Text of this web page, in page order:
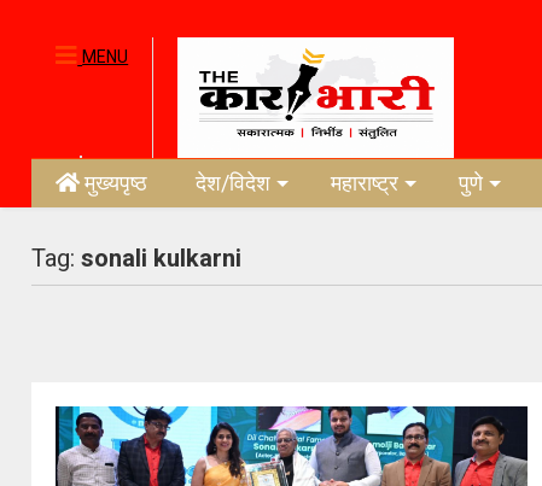
MENU
मुख्यपृष्ठ देश/विदेश महाराष्ट्र पुणे
Tag:sonali kulkarni